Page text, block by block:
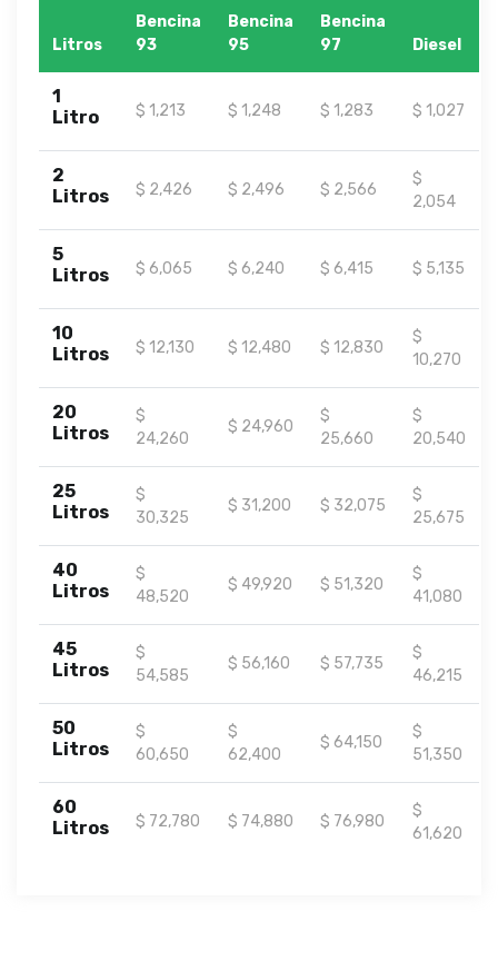
Litros
Bencina
93
Bencina
95
Bencina
97
Diesel
1
Litro
$ 1,213 $ 1,248 $ 1,283 $ 1,027
2
Litros
$ 2,426 $ 2,496 $ 2,566
$
2,054
5
Litros
$ 6,065 $ 6,240 $ 6,415 $ 5,135
10
Litros
$ 12,130 $ 12,480 $ 12,830
$
10,270
20
Litros
$
24,260
$ 24,960
$
25,660
$
20,540
25
Litros
$
30,325
$ 31,200 $ 32,075
$
25,675
40
Litros
$
48,520
$ 49,920 $ 51,320
$
41,080
45
Litros
$
54,585
$ 56,160 $ 57,735
$
46,215
50
Litros
$
60,650
$
62,400
$ 64,150
$
51,350
60
Litros
$ 72,780 $ 74,880 $ 76,980
$
61,620